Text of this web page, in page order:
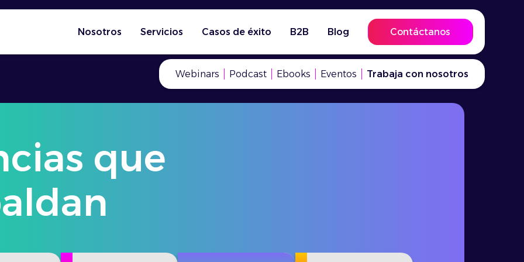
Nosotros Servicios Casos de éxito B2B Blog Contáctanos
Webinars Podcast Ebooks Eventos Trabaja con nosotros
que